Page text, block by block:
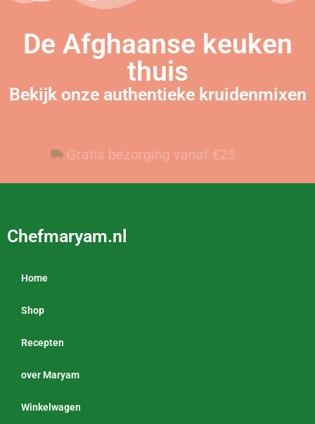
De Afghaanse keuken
thuis
Bekijk onze authentieke kruidenmixen
Gratis bezorging vanaf €25
Voor 23:59 besteld, vandaag verzonden
Chefmaryam.nl
Home
Shop
Recepten
over Maryam
Winkelwagen